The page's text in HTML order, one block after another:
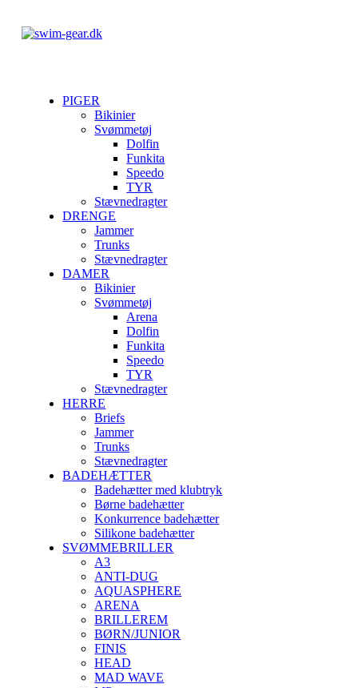
PIGER
Bikinier
Svømmetøj
Dolfin
Funkita
Speedo
TYR
Stævnedragter
DRENGE
Jammer
Trunks
Stævnedragter
DAMER
Bikinier
Svømmetøj
Arena
Dolfin
Funkita
Speedo
TYR
Stævnedragter
HERRE
Briefs
Jammer
Trunks
Stævnedragter
BADEHÆTTER
Badehætter med klubtryk
Børne badehætter
Konkurrence badehætter
Silikone badehætter
SVØMMEBRILLER
A3
ANTI-DUG
AQUASPHERE
ARENA
BRILLEREM
BØRN/JUNIOR
FINIS
HEAD
MAD WAVE